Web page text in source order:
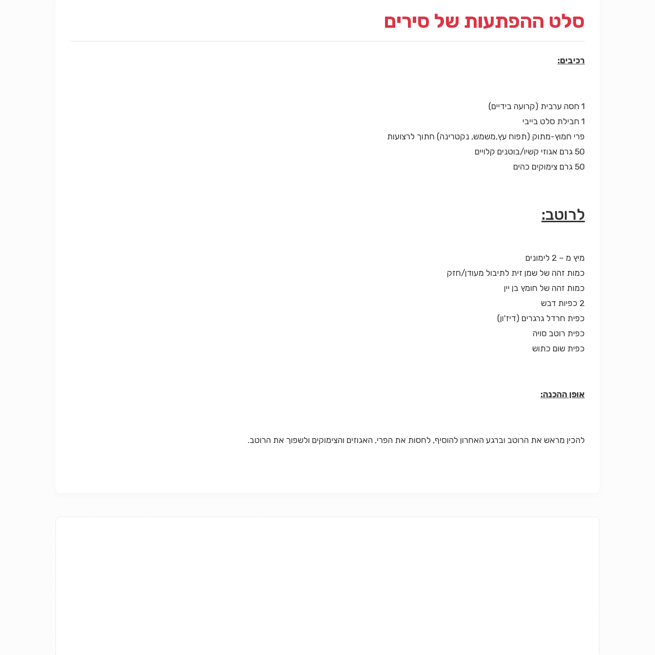
סלט ההפתעות של סירים
רכיבים:
1 חסה ערבית (קרועה בידיים)
1 חבילת סלט בייבי
פרי חמוץ-מתוק (תפוח עץ,משמש, נקטרינה) חתוך לרצועות
50 גרם אגוזי קשיו/בוטנים קלויים
50 גרם צימוקים כהים
לרוטב:
מיץ מ – 2 לימונים
כמות זהה של שמן זית לתיבול מעודן/חזק
כמות זהה של חומץ בן יין
2 כפיות דבש
כפית חרדל גרגרים (דיז'ון)
כפית רוטב סויה
כפית שום כתוש
אופן ההכנה:
להכין מראש את הרוטב וברגע האחרון להוסיף, לחסות את הפרי, האגוזים והצימוקים ולשפוך את הרוטב.